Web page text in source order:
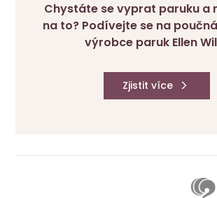
Chystáte se vyprat paruku a
na to? Podívejte se na
výrobce paruk Ellen
Zjistit více